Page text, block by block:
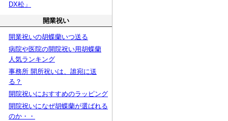
DX松」
開業祝い
開業祝いの胡蝶蘭いつ送る
病院や医院の開院祝い用胡蝶蘭
人気ランキング
事務所 開所祝いは、誰宛に送
る？
開院祝いにおすすめのラッピング
開院祝いになぜ胡蝶蘭が選ばれる
のか・・